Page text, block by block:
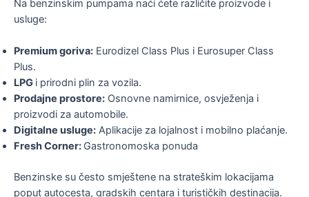
Na benzinskim pumpama naći ćete različite proizvode i
usluge:
Premium goriva: Eurodizel Class Plus i Eurosuper Class
Plus.
LPG i prirodni plin za vozila.
Prodajne prostore: Osnovne namirnice, osvježenja i
proizvodi za automobile.
Digitalne usluge: Aplikacije za lojalnost i mobilno plaćanje.
Fresh Corner: Gastronomoska ponuda
Benzinske su često smještene na strateškim lokacijama
poput autocesta, gradskih centara i turističkih destinacija.